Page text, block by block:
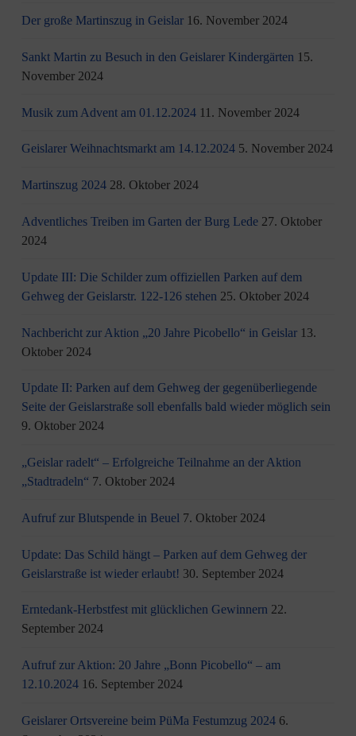
Der große Martinszug in Geislar 16. November 2024
Sankt Martin zu Besuch in den Geislarer Kindergärten 15.
November 2024
Musik zum Advent am 01.12.2024 11. November 2024
Geislarer Weihnachtsmarkt am 14.12.2024 5. November 2024
Martinszug 2024 28. Oktober 2024
Adventliches Treiben im Garten der Burg Lede 27. Oktober
2024
Update III: Die Schilder zum offiziellen Parken auf dem
Gehweg der Geislarstr. 122-126 stehen 25. Oktober 2024
Nachbericht zur Aktion „20 Jahre Picobello“ in Geislar 13.
Oktober 2024
Update II: Parken auf dem Gehweg der gegenüberliegende
Seite der Geislarstraße soll ebenfalls bald wieder möglich sein
9. Oktober 2024
„Geislar radelt“ – Erfolgreiche Teilnahme an der Aktion
„Stadtradeln“ 7. Oktober 2024
Aufruf zur Blutspende in Beuel 7. Oktober 2024
Update: Das Schild hängt – Parken auf dem Gehweg der
Geislarstraße ist wieder erlaubt! 30. September 2024
Erntedank-Herbstfest mit glücklichen Gewinnern 22.
September 2024
Aufruf zur Aktion: 20 Jahre „Bonn Picobello“ – am
12.10.2024 16. September 2024
Geislarer Ortsvereine beim PüMa Festumzug 2024 6.